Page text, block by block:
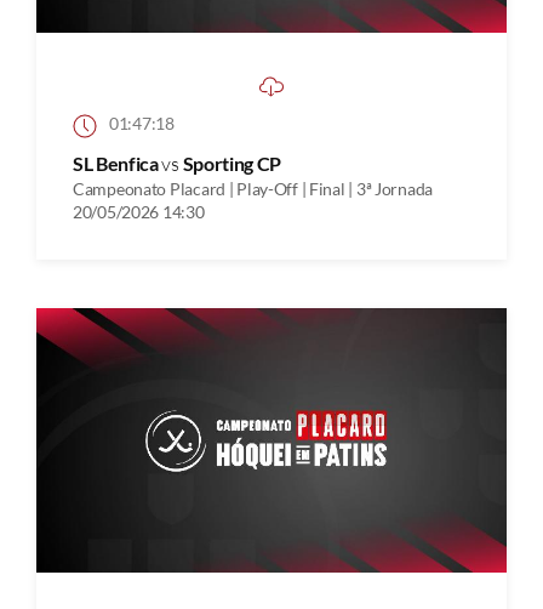
01:47:18
SL Benficavs Sporting CP
Campeonato Placard | Play-Off | Final | 3ª Jornada
20/05/2026 14:30